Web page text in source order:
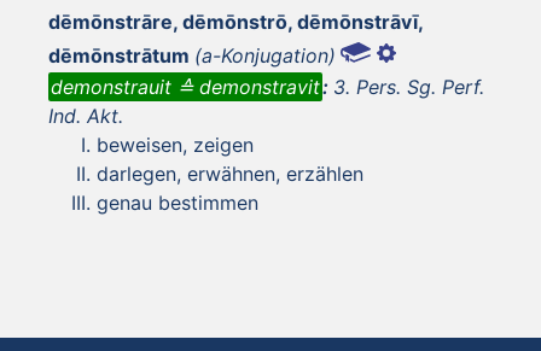
dēmōnstrāre, dēmōnstrō, dēmōnstrāvī,
dēmōnstrātum (a-Konjugation)
demonstrauit ≙ demonstravit: 3. Pers. Sg. Perf.
Ind. Akt.
beweisen, zeigen
darlegen, erwähnen, erzählen
genau bestimmen